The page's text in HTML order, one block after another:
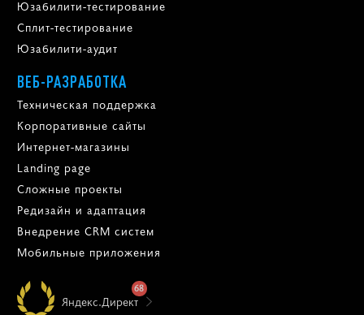
Юзабилити-тестирование
Сплит-тестирование
Юзабилити-аудит
ВЕБ-РАЗРАБОТКА
Техническая поддержка
Корпоративные сайты
Интернет-магазины
Landing page
Сложные проекты
Редизайн и адаптация
Внедрение CRM систем
Мобильные приложения
Яндекс.Директ
68